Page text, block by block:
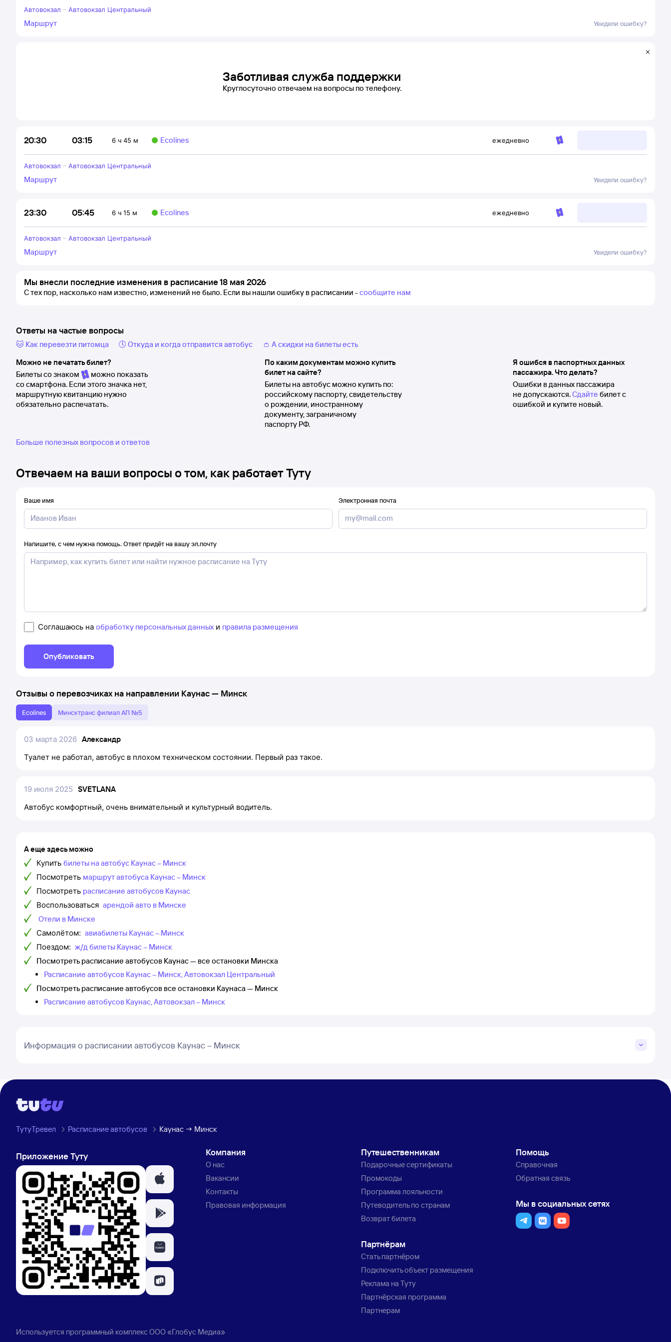
Автовокзал – Автовокзал Центральный
Маршрут Увидели ошибку?
Заботливая служба поддержки
Круглосуточно отвечаем на вопросы по телефону.
20:30 03:15 6 ч 45 м Ecolines ежедневно
Автовокзал – Автовокзал Центральный
Маршрут Увидели ошибку?
23:30 05:45 6 ч 15 м Ecolines ежедневно
Автовокзал – Автовокзал Центральный
Маршрут Увидели ошибку?
Мы внесли последние изменения в расписание 18 мая 2026
С тех пор, насколько нам известно, изменений не было. Если вы нашли ошибку в расписании -сообщите нам
Ответы на частые вопросы
🐱 Как перевезти питомца 🕔 Откуда и когда отправится автобус
👛 А скидки на билеты есть
Можно не печатать билет?
Билеты со знаком
можно показать
со смартфона. Если этого значка нет,
маршрутную квитанцию нужно
обязательно распечатать.
По каким документам можно купить
билет на сайте?
Билеты на автобус можно купить по:
российскому паспорту, свидетельству
о рождении, иностранному
документу, заграничному
паспорту РФ.
Я ошибся в паспортных данных
пассажира. Что делать?
Ошибки в данных пассажира
не допускаются.Сдайте билет с
ошибкой и купите новый.
Больше полезных вопросов и ответов
Отвечаем на ваши вопросы о том, как работает Туту
Ваше имя Электронная почта
Напишите, с чем нужна помощь. Ответ придёт на вашу эл.почту
Соглашаюсь на обработку персональных данных и правила размещения
Опубликовать
Отзывы о перевозчиках на направлении Каунас— Минск
Ecolines Минсктранс филиал АП №5
03 марта 2026 Александр
Туалет не работал, автобус в плохом техническом состоянии. Первый раз такое.
19 июля 2025 SVETLANA
Автобус комфортный, очень внимательный и культурный водитель.
А еще здесь можно
Купить билеты на автобус Каунас – Минск
Посмотреть маршрут автобуса Каунас – Минск
Посмотреть расписание автобусов Каунас
Воспользоваться арендой авто в Минске
Отели в Минске
Самолётом: авиабилеты Каунас – Минск
Поездом: ж/д билеты Каунас – Минск
Посмотреть расписание автобусов Каунас — все остановки Минска
Расписание автобусов Каунас – Минск, Автовокзал Центральный
Посмотреть расписание автобусов все остановки Каунаса — Минск
Расписание автобусов Каунас, Автовокзал – Минск
Информация о расписании автобусов Каунас – Минск
ТутуТревел Расписание автобусов Каунас → Минск
Приложение Туту Компания
О нас
Вакансии
Контакты
Правовая информация
Путешественникам
Подарочные сертификаты
Промокоды
Программа лояльности
Путеводитель по странам
Возврат билета
Партнёрам
Стать партнёром
Подключить объект размещения
Реклама на Туту
Партнёрская программа
Партнерам
Помощь
Справочная
Обратная связь
Мы в социальных сетях
Используется программный комплексООО «Глобус Медиа»